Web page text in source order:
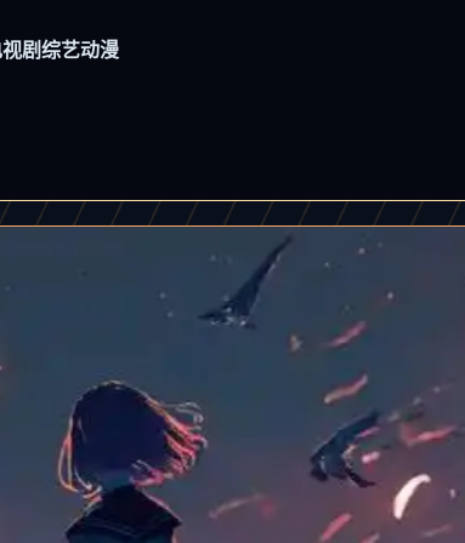
剧综艺动漫